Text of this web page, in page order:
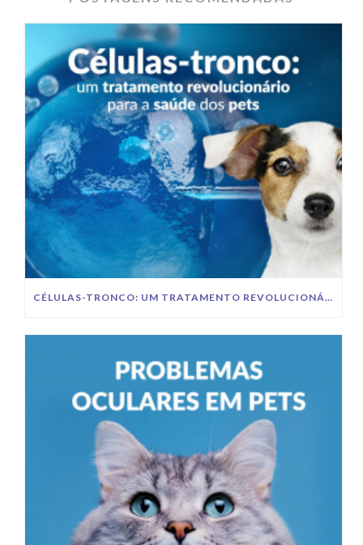
CÉLULAS-TRONCO: UM TRATAMENTO REVOLUCIONÁRIO PARA A SAÚDE DOS PETS